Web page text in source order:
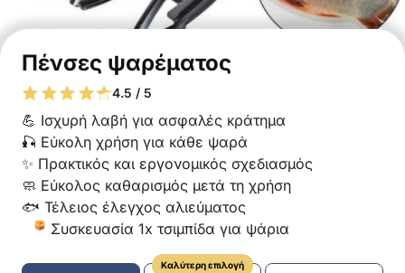
Πένσες ψαρέματος
4.5 / 5
💪 Ισχυρή λαβή για ασφαλές κράτημα
🎣 Εύκολη χρήση για κάθε ψαρά
✨ Πρακτικός και εργονομικός σχεδιασμός
🧼 Εύκολος καθαρισμός μετά τη χρήση
🐟 Τέλειος έλεγχος αλιεύματος
Συσκευασία 1x τσιμπίδα για ψάρια
Καλύτερη επιλογή